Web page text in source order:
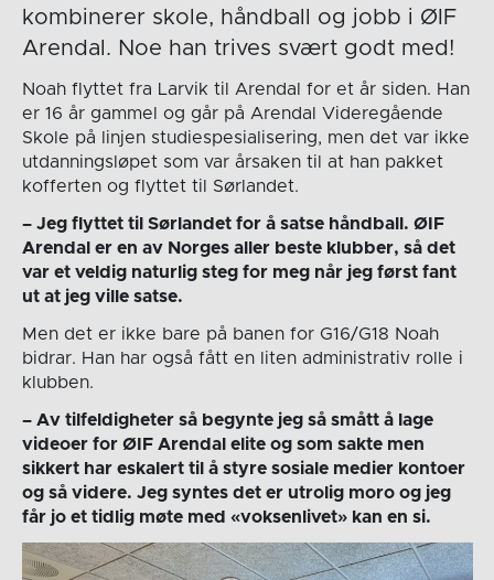
kombinerer skole, håndball og jobb i ØIF
Arendal. Noe han trives svært godt med!
Noah flyttet fra Larvik til Arendal for et år siden. Han
er 16 år gammel og går på Arendal Videregående
Skole på linjen studiespesialisering, men det var ikke
utdanningsløpet som var årsaken til at han pakket
kofferten og flyttet til Sørlandet.
– Jeg flyttet til Sørlandet for å satse håndball. ØIF
Arendal er en av Norges aller beste klubber, så det
var et veldig naturlig steg for meg når jeg først fant
ut at jeg ville satse.
Men det er ikke bare på banen for G16/G18 Noah
bidrar. Han har også fått en liten administrativ rolle i
klubben.
– Av tilfeldigheter så begynte jeg så smått å lage
videoer for ØIF Arendal elite og som sakte men
sikkert har eskalert til å styre sosiale medier kontoer
og så videre. Jeg syntes det er utrolig moro og jeg
får jo et tidlig møte med «voksenlivet» kan en si.